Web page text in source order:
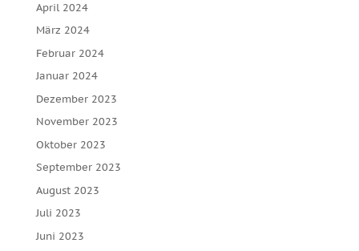
April 2024
März 2024
Februar 2024
Januar 2024
Dezember 2023
November 2023
Oktober 2023
September 2023
August 2023
Juli 2023
Juni 2023